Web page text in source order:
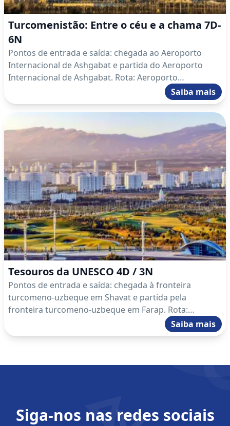
Turcomenistão: Entre o céu e a chama 7D-
6N
Pontos de entrada e saída: chegada ao Aeroporto
Internacional de Ashgabat e partida do Aeroporto
Internacional de Ashgabat. Rota: Aeroporto
Internacional de Ashgabat – Ashgabat – Darvaza –
Ashgabat – Mary – Kow Ata – Nokhur – Ashgabat –
Aeroporto Internacional de Ashgabat.
Saiba mais
Tesouros da UNESCO 4D / 3N
Pontos de entrada e saída: chegada à fronteira
turcomeno-uzbeque em Shavat e partida pela
fronteira turcomeno-uzbeque em Farap. Rota:
fronteira turcomeno-uzbeque Shavat – Koneurgench –
Darvaza – Ashgabat – Nisa – Ashgabat – Mary –
Saiba mais
Siga-nos nas redes sociais